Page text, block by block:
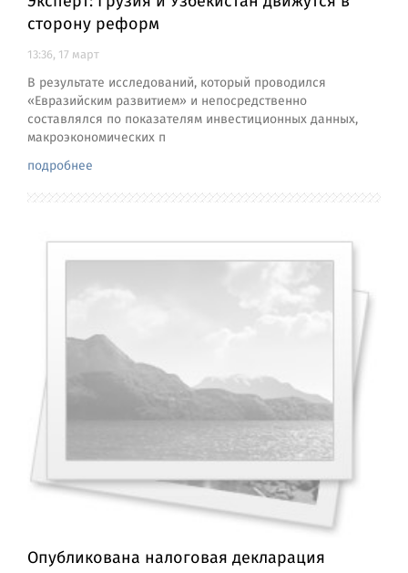
сторону реформ
13:36, 17 март
В результате исследований, который проводился
«Евразийским развитием» и непосредственно
составлялся по показателям инвестиционных данных,
макроэкономических п
подробнее
Опубликована налоговая декларация